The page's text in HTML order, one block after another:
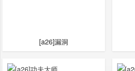
[a26]漏洞